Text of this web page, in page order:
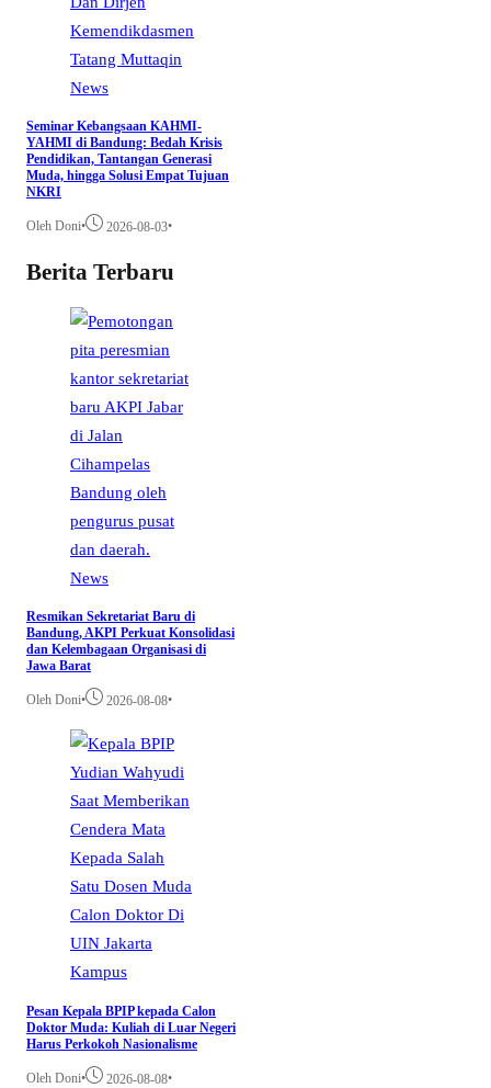
News
Seminar Kebangsaan KAHMI-
YAHMI di Bandung: Bedah Krisis
Pendidikan, Tantangan Generasi
Muda, hingga Solusi Empat Tujuan
NKRI
Oleh Doni• 2026-08-03•
Berita Terbaru
News
Resmikan Sekretariat Baru di
Bandung, AKPI Perkuat Konsolidasi
dan Kelembagaan Organisasi di
Jawa Barat
Oleh Doni• 2026-08-08•
Kampus
Pesan Kepala BPIP kepada Calon
Doktor Muda: Kuliah di Luar Negeri
Harus Perkokoh Nasionalisme
Oleh Doni• 2026-08-08•